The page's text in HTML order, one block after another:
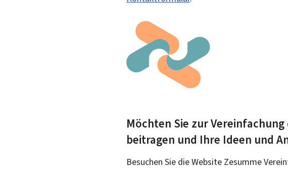
Möchten Sie zur
beitragen und Ihre Ideen und
Besuchen Sie die Website Zesumme